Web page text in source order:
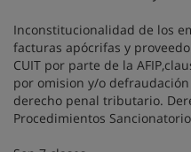
Inconstitucionalidad de los
facturas apócrifas y
CUIT por parte de la
por omision y/o
derecho penal tributario.
Procedimientos